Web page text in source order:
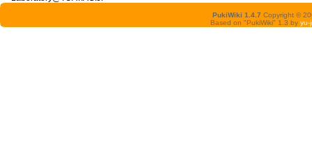
PukiWiki 1.4.7 Copyright ©
Based on "PukiWiki" 1.3 by yu-ji